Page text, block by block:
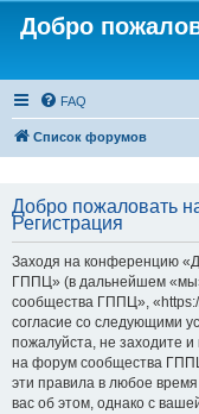
Добро
FAQ
Список форумов
Добро пожаловать
Регистрация
Заходя на конференцию
ГППЦ» (в дальнейшем
сообщества ГППЦ»,
согласие со следующими
пожалуйста, не заходите
на форум сообщества
эти правила в любое
вас об этом, однако с